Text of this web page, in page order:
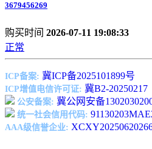
3679456269
购买时间 2026-07-11 19:08:33
正常
ICP备案: 冀ICP备2025101899号
ICP增值电信许可证: 冀B2-20250217
公安备案: 冀公网安备
统一社会信用代码:
AAA级信誉企业: